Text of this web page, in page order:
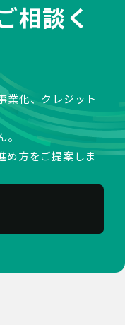
相談く
業化、クレジット
。
め方をご提案しま